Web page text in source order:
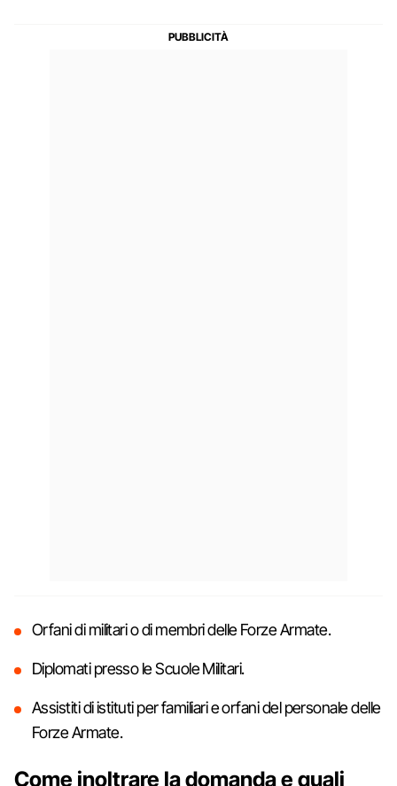
Orfani di militari o di membri delle Forze Armate.
Diplomati presso le Scuole Militari.
Assistiti di istituti per familiari e orfani del personale delle
Forze Armate.
Come inoltrare la domanda e quali